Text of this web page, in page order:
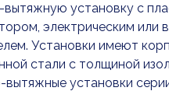
установку с
электрическим или
Установки имеют
стали с толщиной
вытяжные установки